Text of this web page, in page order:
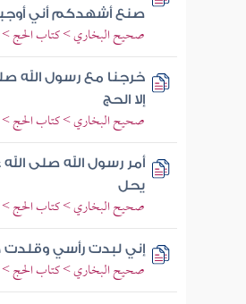
صنع أشهدكم أني
صحيح البخاري > كتاب الحج >
خرجنا مع رسول الله
إلا الحج
صحيح البخاري > كتاب الحج >
أمر رسول الله صلى
يحل
صحيح البخاري > كتاب الحج >
إني لبدت رأسي وقلدت
صحيح البخاري > كتاب الحج >